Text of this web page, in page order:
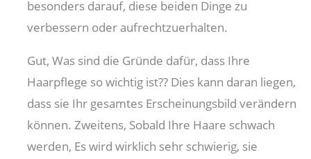
besonders darauf, diese beiden Dinge zu
verbessern oder aufrechtzuerhalten.
Gut, Was sind die Gründe dafür, dass Ihre
Haarpflege so wichtig ist?? Dies kann daran liegen,
dass sie Ihr gesamtes Erscheinungsbild verändern
können. Zweitens, Sobald Ihre Haare schwach
werden, Es wird wirklich sehr schwierig, sie